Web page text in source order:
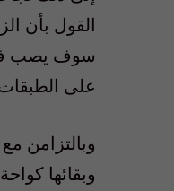
القول بأن
سوف يصب في
على
وبالتزامن
وبقائها